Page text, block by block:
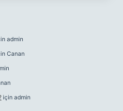
admin
Canan
için admin